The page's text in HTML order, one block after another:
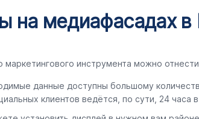
на медиафасадах в
инструмента можно
данные доступны большому
клиентов ведётся, по сути, 24 часа в